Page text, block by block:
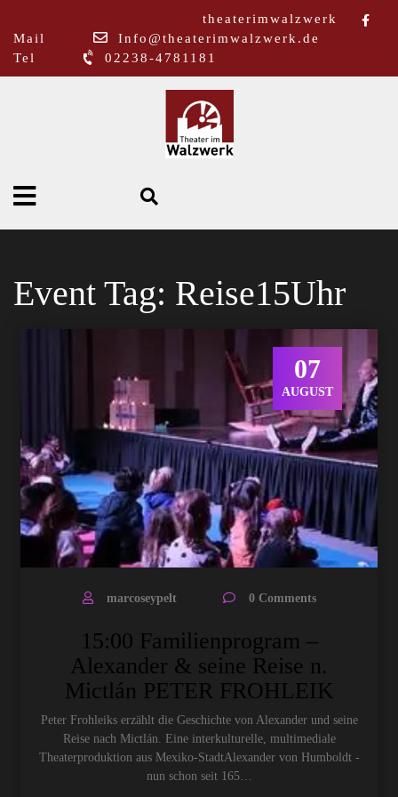
theaterimwalzwerk
Mail
Info@theaterimwalzwerk.de
Tel
02238-4781181
Event Tag: Reise15Uhr
07
AUGUST
marcoseypelt 0 Comments
15:00 Familienprogram –
Alexander & seine Reise n.
Mictlán PETER FROHLEIK
Peter Frohleiks erzählt die Geschichte von Alexander und seine
Reise nach Mictlán. Eine interkulturelle, multimediale
Theaterproduktion aus Mexiko-StadtAlexander von Humboldt -
nun schon seit 165…